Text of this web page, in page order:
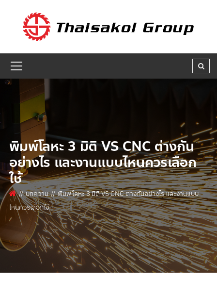
GET A QUOTE
ชื่อบริษัท :
เบอร์ติดต่อกลับ * :
อีเมล * :
สินค้าที่สนใจ :
หมวดสินค้าที่สนใจ :
พิมพ์โลหะ 3 มิติ VS CNC ต่างกัน
อย่างไร และงานแบบไหนควรเลือก
ใช้
บทความ
พิมพ์โลหะ 3 มิติ VS CNC ต่างกันอย่างไร และงานแบบ
ไหนควรเลือกใช้